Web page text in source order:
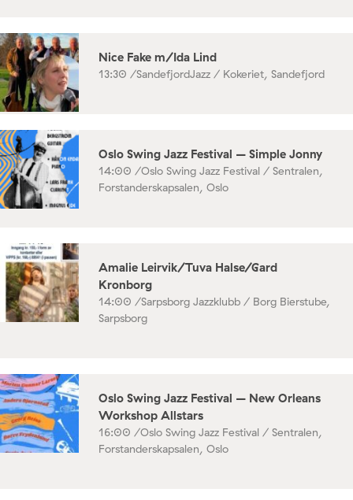
Nice Fake m/Ida Lind
13:30 /SandefjordJazz / Kokeriet, Sandefjord
Oslo Swing Jazz Festival – Simple Jonny
14:00 /Oslo Swing Jazz Festival / Sentralen,
Forstanderskapsalen, Oslo
Amalie Leirvik/Tuva Halse/Gard
Kronborg
14:00 /Sarpsborg Jazzklubb / Borg Bierstube,
Sarpsborg
Oslo Swing Jazz Festival – New Orleans
Workshop Allstars
16:00 /Oslo Swing Jazz Festival / Sentralen,
Forstanderskapsalen, Oslo